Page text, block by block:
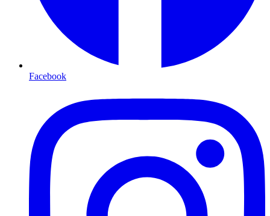
Facebook